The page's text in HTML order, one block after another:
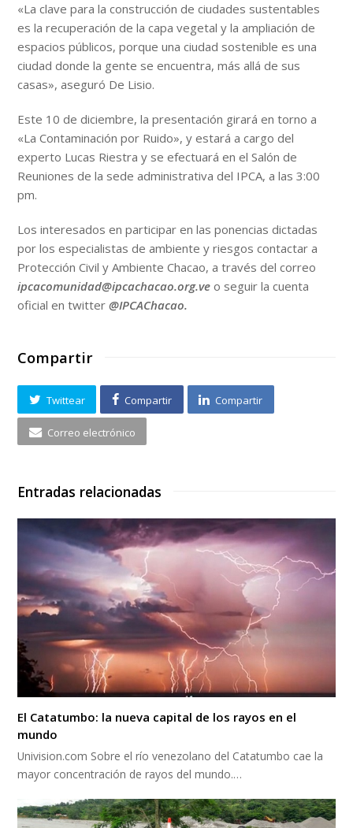
«La clave para la construcción de ciudades sustentables
es la recuperación de la capa vegetal y la ampliación de
espacios públicos, porque una ciudad sostenible es una
ciudad donde la gente se encuentra, más allá de sus
casas», aseguró De Lisio.
Este 10 de diciembre, la presentación girará en torno a
«La Contaminación por Ruido», y estará a cargo del
experto Lucas Riestra y se efectuará en el Salón de
Reuniones de la sede administrativa del IPCA, a las 3:00
pm.
Los interesados en participar en las ponencias dictadas
por los especialistas de ambiente y riesgos contactar a
Protección Civil y Ambiente Chacao, a través del correo
ipcacomunidad@ipcachacao.org.ve o seguir la cuenta
oficial en twitter @IPCAChacao.
Compartir
Twittear Compartir Compartir
Correo electrónico
Entradas relacionadas
El Catatumbo: la nueva capital de los rayos en el
mundo
Univision.com Sobre el río venezolano del Catatumbo cae la
mayor concentración de rayos del mundo.…